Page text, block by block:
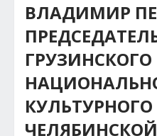
ВЛАДИМИР
ГРУЗИНСКОГО